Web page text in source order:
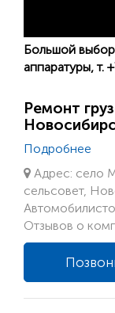
Большой выбор
аппаратуры, т.
Ремонт
Подробнее
Адрес: село
сельсовет,
Отзывов о